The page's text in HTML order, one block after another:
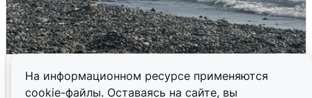
На информационном ресурсе применяются
cookie-файлы. Оставаясь на сайте, вы
6 августа 0